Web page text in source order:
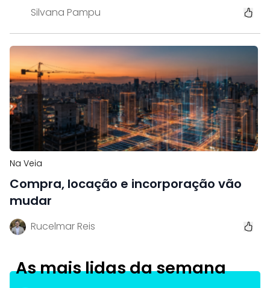
Silvana Pampu
Na Veia
Compra, locação e incorporação vão
mudar
Rucelmar Reis
As mais lidas da semana